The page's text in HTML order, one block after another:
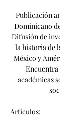
Publicación
Dominicano
Difusión de
la historia de
México y
académicas
Artículos: